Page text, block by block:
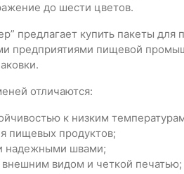
до шести цветов.
предлагает купить пакеты
предприятиями пищевой
отличаются:
к низким
пищевых продуктов;
надежными швами;
видом и четкой печатью;